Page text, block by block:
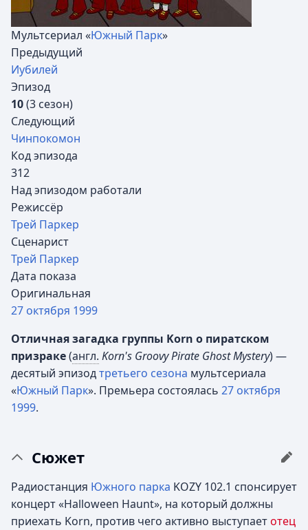
Мультсериал «Южный Парк»
Предыдущий
Иубилей
Эпизод
10(3 сезон)
Следующий
Чинпокомон
Код эпизода
312
Над эпизодом работали
Режиссёр
Трей Паркер
Сценарист
Трей Паркер
Дата показа
Оригинальная
27 октября 1999
Отличная загадка группы Korn о пиратском
призраке(англ. Korn's Groovy Pirate Ghost Mystery) —
десятый эпизодтретьего сезона мультсериала
«Южный Парк». Премьера состоялась 27 октября
1999.
Сюжет
Радиостанция Южного парка KOZY 102.1 спонсирует
концерт «Halloween Haunt», на который должны
приехать Korn, против чего активно выступаетотец